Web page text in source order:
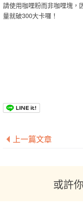
請使用咖哩粉而非咖哩塊，
量就破300大卡囉！
上一篇文章
或許